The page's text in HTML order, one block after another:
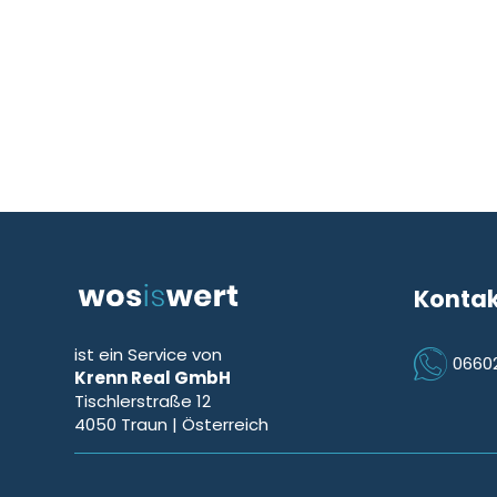
ist ein Service von
Krenn Real GmbH
Tischlerstraße 12
4050 Traun | Österreich
Icon Phone